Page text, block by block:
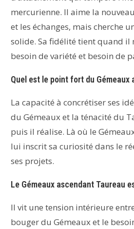
mercurienne. Il aime la
et les échanges, mais cherche
solide. Sa fidélité tient quand il
besoin de variété et besoin de
Quel est le point fort du Gémeaux
La capacité à concrétiser ses
du Gémeaux et la ténacité du
puis il réalise. Là où le
lui inscrit sa curiosité dans le
ses projets.
Le Gémeaux ascendant Taureau
Il vit une tension intérieure
bouger du Gémeaux et le